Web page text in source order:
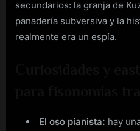
secundarios: la granja de
panadería subversiva y la
realmente era un espía.
El oso pianista: hay